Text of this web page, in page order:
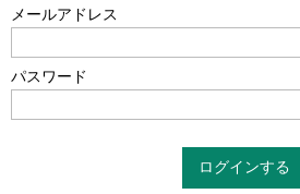
メールアドレス
パスワード